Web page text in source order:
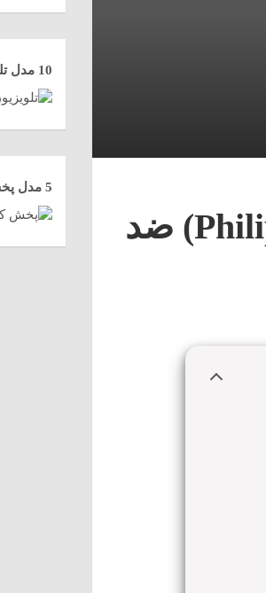
20 مدل ماشین ریش تراش فیلیپس (Philips) ضد
10 مدل تلویزیون ال ای دی اسنوا
5 مدل پخش کننده خودرو کنوود (KENWOOD)